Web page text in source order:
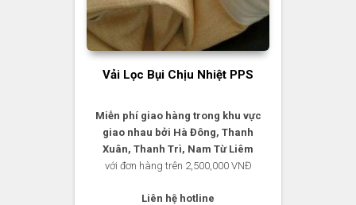
Vải Lọc Bụi Chịu Nhiệt PPS
Miễn phí giao hàng trong khu vực
giao nhau bởi Hà Đông, Thanh
Xuân, Thanh Trì, Nam Từ Liêm
với đơn hàng trên 2,500,000 VNĐ
Liên hệ hotline